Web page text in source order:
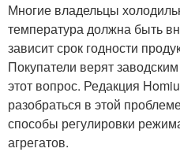
Многие владельцы
температура должна быть
зависит срок годности
Покупатели верят
этот вопрос. Редакция
разобраться в этой
способы регулировки
агрегатов.